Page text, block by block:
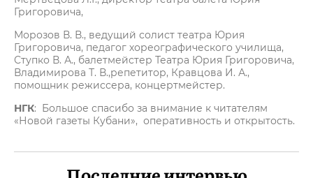
Григоровича,
Морозов В. В., ведущий солист театра Юрия
Григоровича, педагог хореографического училища,
Ступко В. А., балетмейстер Театра Юрия Григоровича,
Владимирова Т. В.,репетитор, Кравцова И. А.,
помощник режиссера, концертмейстер.
НГК: Большое спасибо за внимание к читателям
«Новой газеты Кубани», оперативность и открытость.